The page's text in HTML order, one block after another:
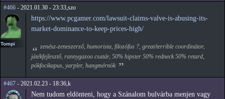
#466 - 2021.01.30 - 23:33,szo
Tompi
https://www.pcgamer.com/lawsuit-claims-valve-is-abusing-its-
market-dominance-to-keep-prices-high/
zenész-zeneszerző, humorista, filozófus ?, great/terrible coordinátor,
játékfejlesztő, rannygazoo csatár, 50% hipster 50% redneck 50% retard,
pókfocikapus, yarpler, hangmérnök
#467 - 2021.02.23 - 18:36,k
Nem tudom eldönteni, hogy a Szánalom bulvárba menjen vagy